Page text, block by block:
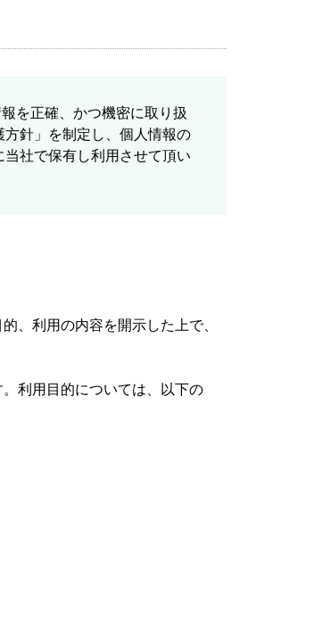
を正確、かつ機密に取り扱
針」を制定し、個人情報の
社で保有し利用させて頂い
、利用の内容を開示した上で、
利用目的については、以下の